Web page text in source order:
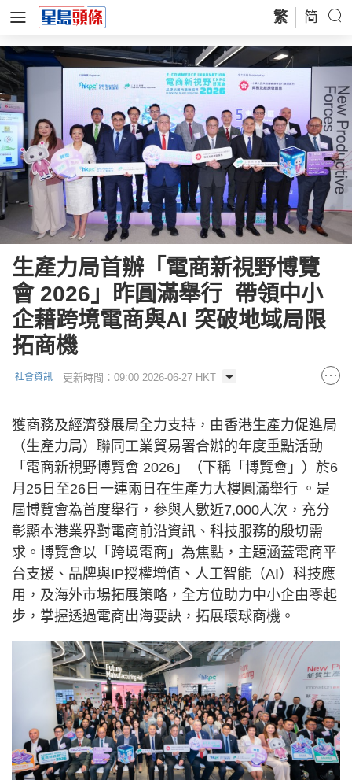
繁 简
生產力局首辦「電商新視野博覽
會 2026」昨圓滿舉行 帶領中小
企藉跨境電商與AI 突破地域局限
拓商機
社會資訊 更新時間：09:00 2026-06-27 HKT
獲商務及經濟發展局全力支持，由香港生產力促進局
（生產力局）聯同工業貿易署合辦的年度重點活動
「電商新視野博覽會 2026」（下稱「博覽會」）於6
月25日至26日一連兩日在生產力大樓圓滿舉行 。是
屆博覽會為首度舉行，參與人數近7,000人次，充分
彰顯本港業界對電商前沿資訊、科技服務的殷切需
求。博覽會以「跨境電商」為焦點，主題涵蓋電商平
台支援、品牌與IP授權增值、人工智能（AI）科技應
用，及海外市場拓展策略，全方位助力中小企由零起
步，掌握透過電商出海要訣，拓展環球商機。